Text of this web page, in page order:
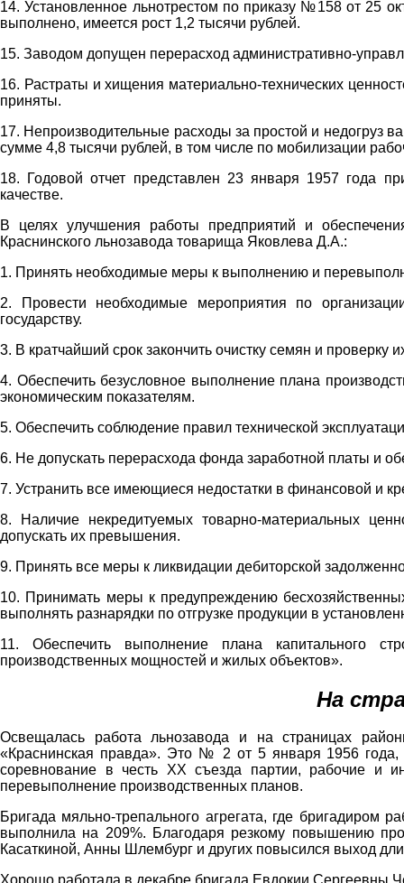
14. Установленное льнотрестом по приказу №158 от 25
выполнено, имеется рост 1,2 тысячи рублей.
15. Заводом допущен перерасход административно-
16. Растраты и хищения материально-технических
приняты.
17. Непроизводительные расходы за простой и недогруз
сумме 4,8 тысячи рублей, в том числе по мобилизации
18. Годовой отчет представлен 23 января 1957 года
качестве.
В целях улучшения работы предприятий и
Краснинского льнозавода товарища Яковлева Д.А.:
1. Принять необходимые меры к выполнению и
2. Провести необходимые мероприятия по
государству.
3. В кратчайший срок закончить очистку семян и проверку
4. Обеспечить безусловное выполнение плана
экономическим показателям.
5. Обеспечить соблюдение правил технической
6. Не допускать перерасхода фонда заработной платы и
7. Устранить все имеющиеся недостатки в финансовой и
8. Наличие некредитуемых товарно-материальных
допускать их превышения.
9. Принять все меры к ликвидации дебиторской
10. Принимать меры к предупреждению
выполнять разнарядки по отгрузке продукции в
11. Обеспечить выполнение плана капитального
производственных мощностей и жилых объектов».
На
Освещалась работа льнозавода и на страницах
«Краснинская правда». Это № 2 от 5 января 1956 года,
соревнование в честь XX съезда партии, рабочие и
перевыполнение производственных планов.
Бригада мяльно-трепального агрегата, где бригадиром
выполнила на 209%. Благодаря резкому повышению
Касаткиной, Анны Шлембург и других повысился выход